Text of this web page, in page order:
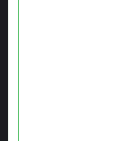
vielleicht das sie